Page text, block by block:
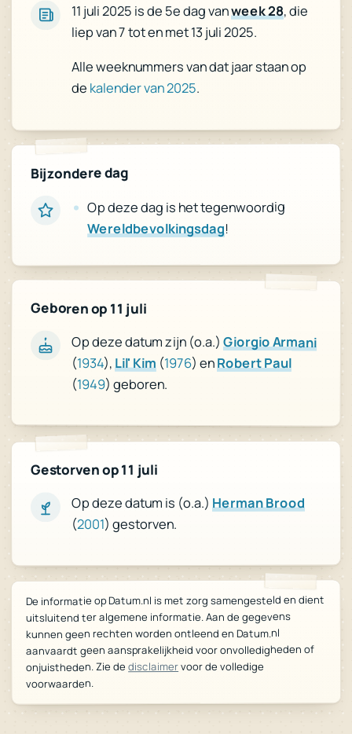
11 juli 2025 is de 5e dag vanweek 28, die
liep van 7 tot en met 13 juli 2025.
Alle weeknummers van dat jaar staan op
de kalender van 2025.
Bijzondere dag
Op deze dag is het tegenwoordig
Wereldbevolkingsdag!
Geboren op 11 juli
Op deze datum zijn (o.a.)Giorgio Armani
(1934),Lil' Kim (1976) enRobert Paul
(1949) geboren.
Gestorven op 11 juli
Op deze datum is (o.a.)Herman Brood
(2001) gestorven.
De informatie op Datum.nl is met zorg samengesteld en dient
uitsluitend ter algemene informatie. Aan de gegevens
kunnen geen rechten worden ontleend en Datum.nl
aanvaardt geen aansprakelijkheid voor onvolledigheden of
onjuistheden. Zie dedisclaimervoor de volledige
voorwaarden.